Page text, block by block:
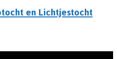
en Lichtjestocht